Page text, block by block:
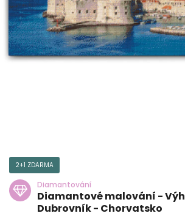
2+1 ZDARMA
Diamantování
Diamantové malování -
Dubrovník - Chorvatsko